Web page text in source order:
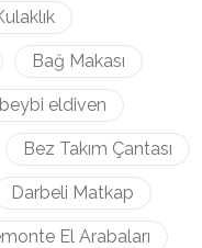
Bağ Makası
beybi eldiven
Bez Takım Çantası
Darbeli Matkap
El Arabaları